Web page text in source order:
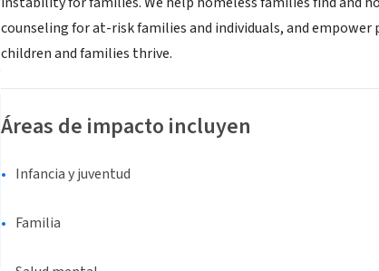
counseling for at-risk families and individuals, and
children and families thrive.
Áreas de impacto incluyen
Infancia y juventud
Familia